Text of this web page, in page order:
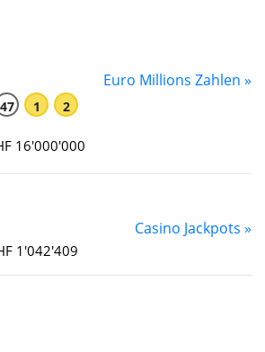
Euro Millions Zahlen »
47 1 2
16'000'000
Casino Jackpots »
1'042'409